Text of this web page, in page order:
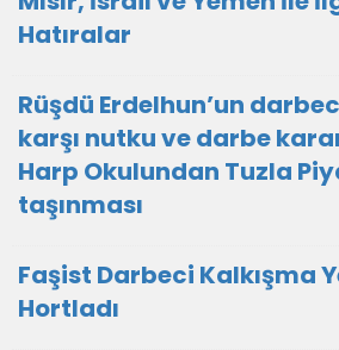
Hatıralar
Rüşdü Erdelhun’un
karşı nutku ve darbe
Harp Okulundan Tuzla
taşınması
Faşist Darbeci Kalkışma
Hortladı